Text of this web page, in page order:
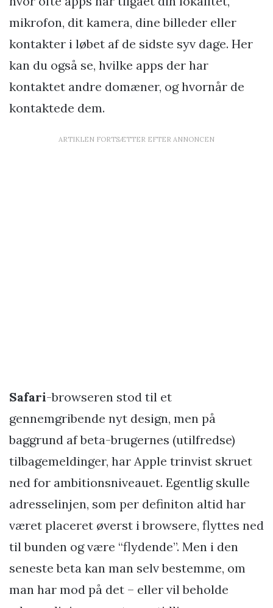
mikrofon, dit kamera, dine billeder eller
kontakter i løbet af de sidste syv dage. Her
kan du også se, hvilke apps der har
kontaktet andre domæner, og hvornår de
kontaktede dem.
ARTIKLEN FORTSÆTTER EFTER ANNONCEN
Safari-browseren stod til et
gennemgribende nyt design, men på
baggrund af beta-brugernes (utilfredse)
tilbagemeldinger, har Apple trinvist skruet
ned for ambitionsniveauet. Egentlig skulle
adresselinjen, som per definiton altid har
været placeret øverst i browsere, flyttes ned
til bunden og være “flydende”. Men i den
seneste beta kan man selv bestemme, om
man har mod på det – eller vil beholde